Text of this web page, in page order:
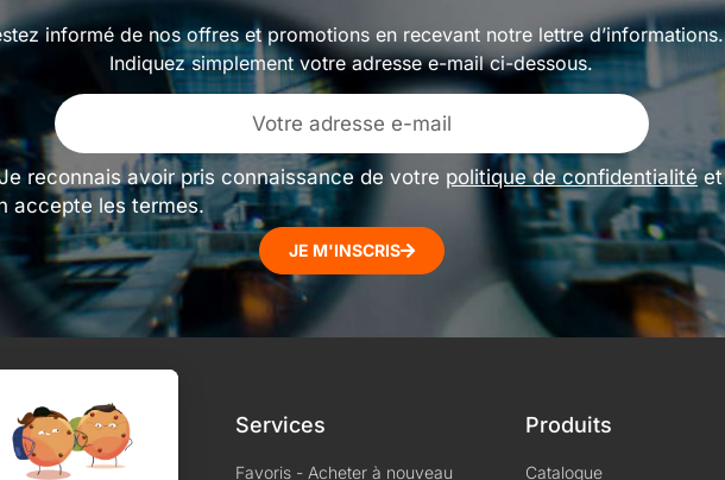
informé de nos offres et promotions en recevant notre lettre d’informations.
Indiquez simplement votre adresse e-mail ci-dessous.
reconnais avoir pris connaissance de votre politique de confidentialitéet
accepte les termes.
JE M'INSCRIS
et moi
nous ?
Services
Favoris - Acheter à nouveau
Produits
Catalogue